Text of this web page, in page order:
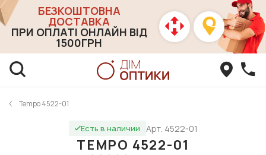
БЕЗКОШТОВНА
ДОСТАВКА
ПРИ ОПЛАТІ ОНЛАЙН ВІД
1500ГРН
Tempo 4522-01
Есть в наличии Арт. 4522-01
TEMPO 4522-01